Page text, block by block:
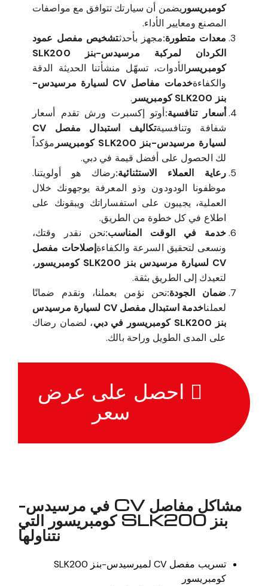
كومبريسوريضمن أن سيارتك تتوافق مع مواصفات
المصنع ومعايير الأداء.
معدات متطورة:مجهز بأحدثتشخيص مفصل عمود
الكردان لمركبة مرسيدس-بنز SLK200
كومبريسرالأدوات، تسهّل منشأتنا الحديثة الدقة
والكفاءة
خدمات مفاصل CV لسيارة مرسيدس-
بنز SLK200 كومبريسر
.
أسعار تنافسية:أوتو إكسبرت ورش تقدم أسعار
شفافة وتنافسية
تكاليف استبدال مفصل CV
لسيارة مرسيدس-بنز SLK200 كومبريسر
مؤكداً
لك الحصول على أفضل قيمة في دبي.
رعاية العملاء الاستثنائية:رضاك هو أولويتنا.
موظفونا الودودون وذو المعرفة يوجهونك خلال
العملية، يجيبون على استفساراتك ويبقونك على
اطلاع في كل خطوة من الطريق.
خدمة في الوقت المناسب:نحن نقدر وقتك،
ونسعى لتحقيق السرعة والكفاءةإصلاحات مفصل
CV لسيارة مرسيدس بنز SLK200 كومبريسور
،
لتعيدك إلى الطريق بثقة.
ضمان الجودة:نحن نؤمن بعملنا، ونقدم ضمانًا
لعملنا
خدمة استبدال مفصل CV لسيارة مرسيدس
بنز SLK200 كومبريسور في دبي
، لضمان رضاك
على المدى الطويل وراحة بالك.
احصل على عرض
سعر
مشاكل مفاصل CV في مرسيدس-
بنز SLK200 كومبريسور التي
نتناولها
تسريب مفصل CV لميرسيدس-بنز SLK200
كومبريسور